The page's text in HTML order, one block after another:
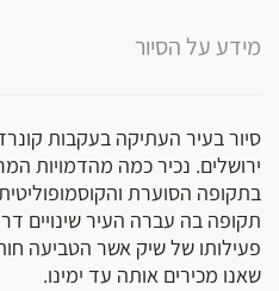
מידע על הסיור
סיור בעיר העתיקה בעקבות
ירושלים. נכיר כמה מהדמויות
תקופה בה עברה העיר שינויים
פעילותו של שיק אשר הטביעה
שאנו מכירים אותה עד ימינו.